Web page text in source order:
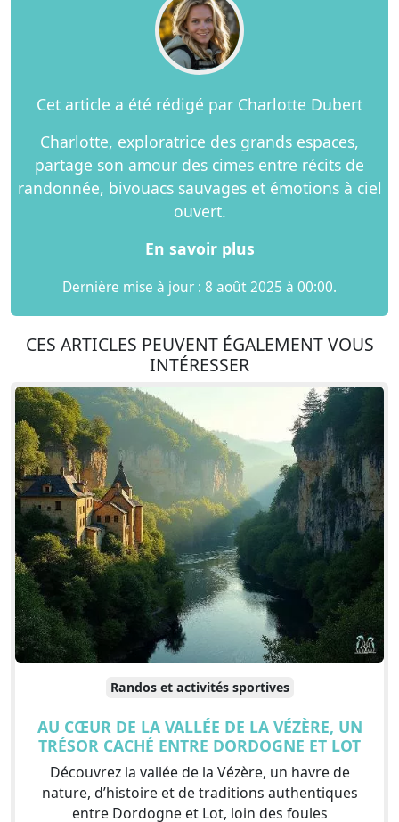
Cet article a été rédigé par Charlotte Dubert
Charlotte, exploratrice des grands espaces,
partage son amour des cimes entre récits de
randonnée, bivouacs sauvages et émotions à ciel
ouvert.
En savoir plus
Dernière mise à jour : 8 août 2025 à 00:00.
CES ARTICLES PEUVENT ÉGALEMENT VOUS
INTÉRESSER
Randos et activités sportives
AU CŒUR DE LA VALLÉE DE LA VÉZÈRE, UN
TRÉSOR CACHÉ ENTRE DORDOGNE ET LOT
Découvrez la vallée de la Vézère, un havre de
nature, d’histoire et de traditions authentiques
entre Dordogne et Lot, loin des foules